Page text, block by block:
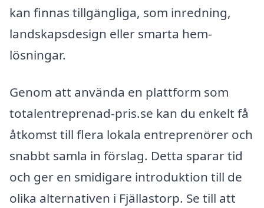
kan finnas tillgängliga, som inredning,
landskapsdesign eller smarta hem-
lösningar.
Genom att använda en plattform som
totalentreprenad-pris.se kan du enkelt få
åtkomst till flera lokala entreprenörer och
snabbt samla in förslag. Detta sparar tid
och ger en smidigare introduktion till de
olika alternativen i Fjällastorp. Se till att